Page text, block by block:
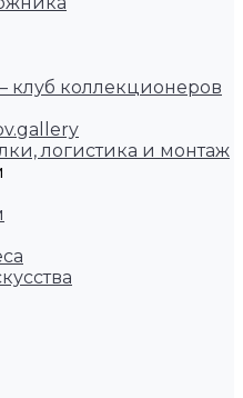
клуб коллекционеров
логистика и монтаж